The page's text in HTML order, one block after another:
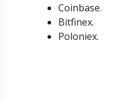
Coinbase.
Bitfinex.
Poloniex.